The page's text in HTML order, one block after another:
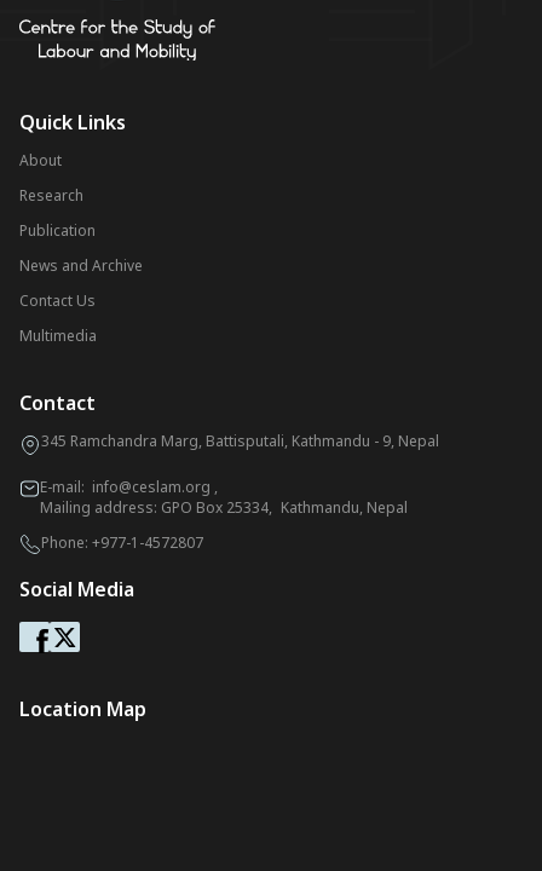
Quick Links
About
Research
Publication
News and Archive
Contact Us
Multimedia
Contact
345 Ramchandra Marg, Battisputali, Kathmandu - 9, Nepal
E-mail: info@ceslam.org ,
Mailing address: GPO Box 25334, Kathmandu, Nepal
Phone: +977-1-4572807
Social Media
Location Map